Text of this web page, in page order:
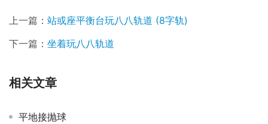
上一篇： 站或座平衡台玩八八轨道 (8字轨)
下一篇： 坐着玩八八轨道
相关文章
平地接抛球